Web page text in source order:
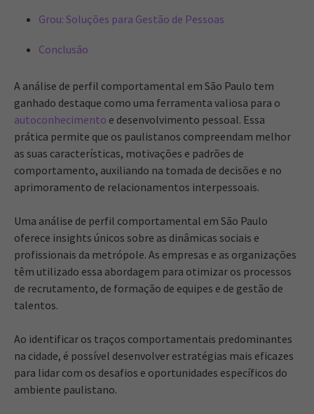
Grou: Soluções para Gestão de Pessoas
Conclusão
A análise de perfil comportamental em São Paulo tem
ganhado destaque como uma ferramenta valiosa para o
autoconhecimento e desenvolvimento pessoal. Essa
prática permite que os paulistanos compreendam melhor
as suas características, motivações e padrões de
comportamento, auxiliando na tomada de decisões e no
aprimoramento de relacionamentos interpessoais.
Uma análise de perfil comportamental em São Paulo
oferece insights únicos sobre as dinâmicas sociais e
profissionais da metrópole. As empresas e as organizações
têm utilizado essa abordagem para otimizar os processos
de recrutamento, de formação de equipes e de gestão de
talentos.
Ao identificar os traços comportamentais predominantes
na cidade, é possível desenvolver estratégias mais eficazes
para lidar com os desafios e oportunidades específicos do
ambiente paulistano.